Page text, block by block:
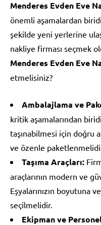
Menderes Evden Eve
önemli aşamalardan
şekilde yeni yerlerine
nakliye firması seçmek
Menderes Evden Eve
etmelisiniz?
Ambalajlama ve
kritik aşamalarından
taşınabilmesi için doğru
ve özenle
Taşıma Araçları:
araçlarının modern ve
Eşyalarınızın boyutuna
seçilmelidir.
Ekipman ve